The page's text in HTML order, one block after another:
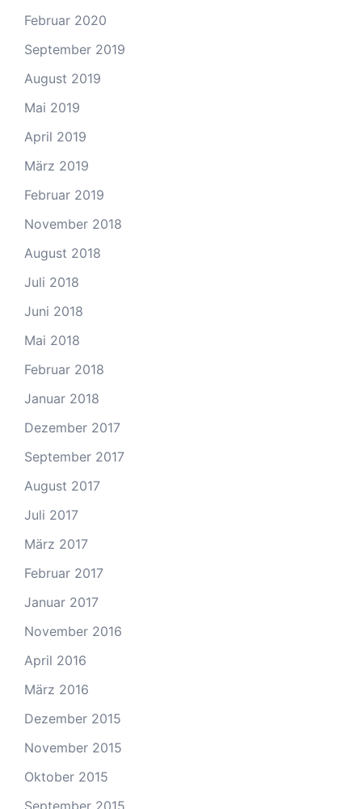
Februar 2020
September 2019
August 2019
Mai 2019
April 2019
März 2019
Februar 2019
November 2018
August 2018
Juli 2018
Juni 2018
Mai 2018
Februar 2018
Januar 2018
Dezember 2017
September 2017
August 2017
Juli 2017
März 2017
Februar 2017
Januar 2017
November 2016
April 2016
März 2016
Dezember 2015
November 2015
Oktober 2015
September 2015